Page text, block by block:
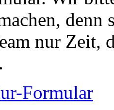
nur Zeit,
Formular